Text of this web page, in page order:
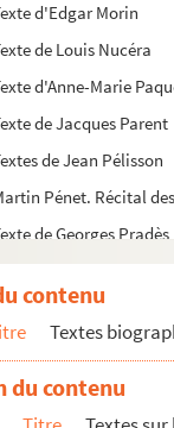
d'Edgar Morin
de Louis Nucéra
d'Anne-Marie
de Jacques Parent
de Jean Pélisson
Pénet. Récital
de Georges Pradès
de Jacques
de Raymond
de Patrick
de Jean Rougeul
de Gérald Schurr
contenu
Textes
du contenu